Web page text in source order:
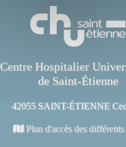
Centre Hospitalier
de Saint-Étienne
42055 SAINT-ÉTIENNE
Plan d'accès des différents